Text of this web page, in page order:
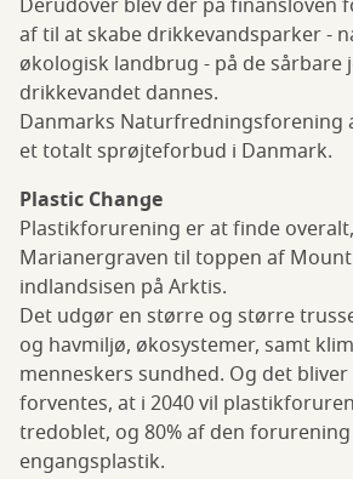
Derudover blev der på finansloven
af til at skabe drikkevandsparker -
økologisk landbrug - på de
drikkevandet dannes.
Danmarks Naturfredningsforening
et totalt sprøjteforbud i Danmark.
Plastic Change
Plastikforurening er at finde
Marianergraven til toppen af
indlandsisen på Arktis.
Det udgør en større og større
og havmiljø, økosystemer, samt
menneskers sundhed. Og det
forventes, at i 2040 vil
tredoblet, og 80% af den
engangsplastik.